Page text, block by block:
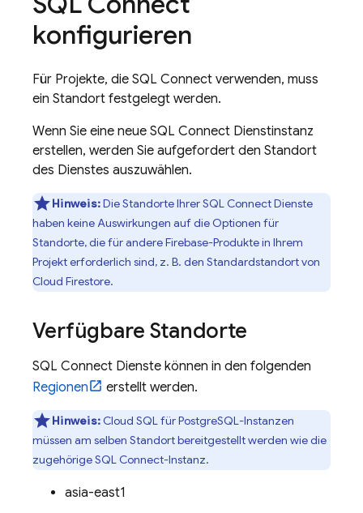
konfigurieren
Für Projekte, die SQL Connect verwenden, muss
ein Standort festgelegt werden.
Wenn Sie eine neue SQL Connect Dienstinstanz
erstellen, werden Sie aufgefordert den Standort
des Dienstes auszuwählen.
Hinweis:Die Standorte IhrerSQL ConnectDienste
haben keine Auswirkungen auf die Optionen für
Standorte, die für andere Firebase-Produkte in Ihrem
Projekt erforderlich sind, z. B. den Standardstandort von
Cloud Firestore.
Verfügbare Standorte
SQL Connect Dienste können in den folgenden
Regionen
erstellt werden.
Hinweis: Cloud SQLfür PostgreSQL-Instanzen
müssen am selben Standort bereitgestellt werden wie die
zugehörigeSQL Connect-Instanz.
asia-east1